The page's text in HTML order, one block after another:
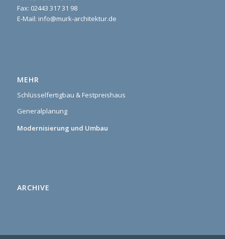
Fax: 02443 317 31 98
E-Mail: info@murk-architektur.de
MEHR
Schlüsselfertigbau & Festpreishaus
Generalplanung
Modernisierung und Umbau
ARCHIVE